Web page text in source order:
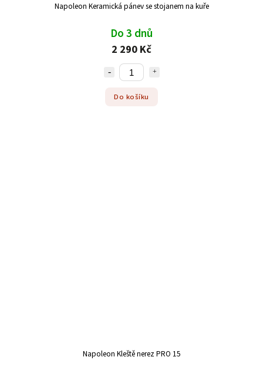
Napoleon Keramická pánev se stojanem na kuře
Do 3 dnů
2 290 Kč
Do košíku
Napoleon Kleště nerez PRO 15